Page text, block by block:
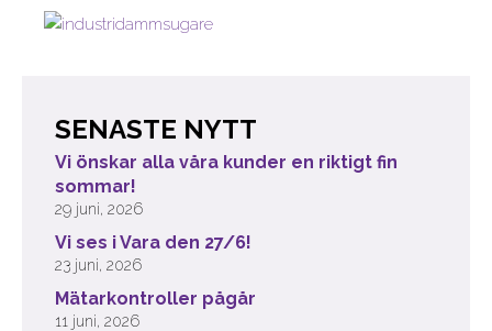
SENASTE NYTT
Vi önskar alla våra kunder en riktigt fin
sommar!
29 juni, 2026
Vi ses i Vara den 27/6!
23 juni, 2026
Mätarkontroller pågår
11 juni, 2026